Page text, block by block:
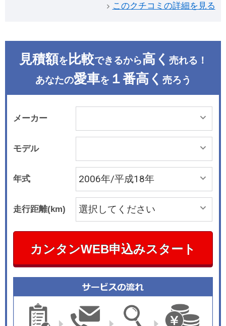
このクチコミの詳細を見る
見積額を 比較できるから高く 売れる！
あなたの愛車を １番高く 売ろう
メーカー
モデル
年式
走行距離(km)
カンタンWEB申込みスタート